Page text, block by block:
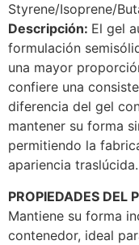
Styrene/Isoprene/
Descripción: El gel
formulación
una mayor
confiere una
diferencia del gel
mantener su forma
permitiendo la
apariencia traslúcida.
PROPIEDADES DEL
Mantiene su forma
contenedor, ideal